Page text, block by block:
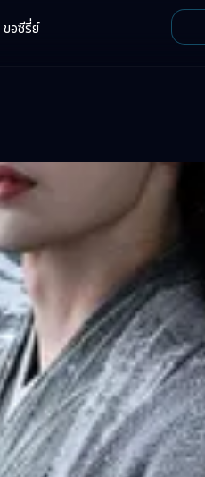
อซีรี่ย์